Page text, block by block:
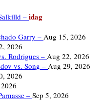
–idag
Garry – Aug 15, 2026
2026
Rodrigues – Aug 22, 2026
vs. Song – Aug 29, 2026
2026
– Sep 5, 2026